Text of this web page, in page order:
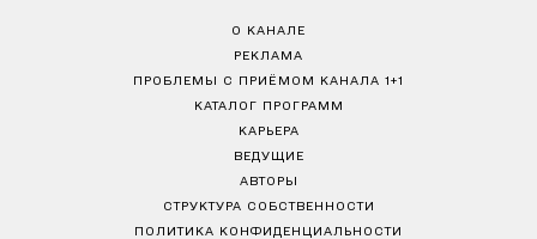
О КАНАЛЕ
РЕКЛАМА
ПРОБЛЕМЫ С ПРИЁМОМ КАНАЛА 1+1
КАТАЛОГ ПРОГРАММ
КАРЬЕРА
ВЕДУЩИЕ
АВТОРЫ
СТРУКТУРА СОБСТВЕННОСТИ
ПОЛИТИКА КОНФИДЕНЦИАЛЬНОСТИ